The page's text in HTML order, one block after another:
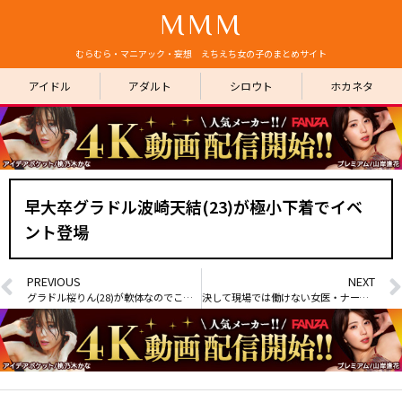
MMM
むらむら・マニアック・妄想 えちえち女の子のまとめサイト
アイドル アダルト シロウト ホカネタ
早大卒グラドル波崎天結(23)が極小下着でイベ
ント登場
PREVIOUS
グラドル桜りん(28)が軟体なのでこんな格好する part3
NEXT
決して現場では働けない女医・ナースの画像 part31